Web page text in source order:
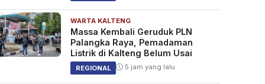
WARTA KALTENG
Massa Kembali Geruduk PLN
Palangka Raya, Pemadaman
Listrik di Kalteng Belum Usai
REGIONAL 5 jam yang lalu